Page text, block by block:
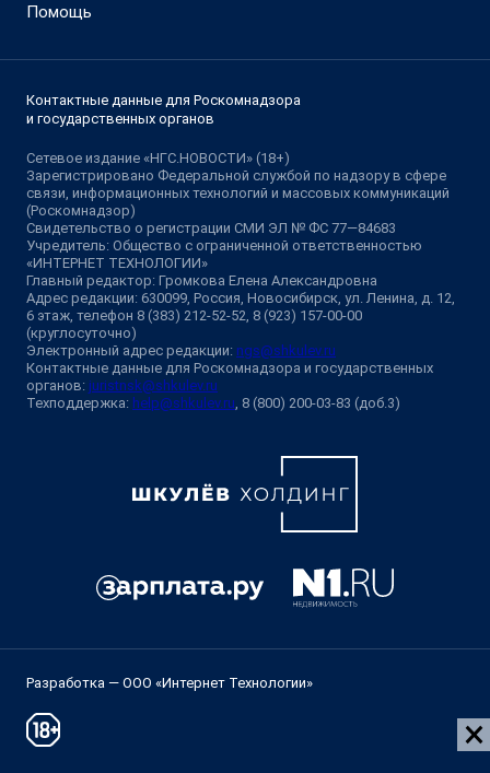
Помощь
Контактные данные для Роскомнадзора
и государственных органов
Сетевое издание «НГС.НОВОСТИ» (18+)
Зарегистрировано Федеральной службой по надзору в сфере
связи, информационных технологий и массовых коммуникаций
(Роскомнадзор)
Свидетельство о регистрации СМИ ЭЛ № ФС 77—84683
Учредитель: Общество с ограниченной ответственностью
«ИНТЕРНЕТ ТЕХНОЛОГИИ»
Главный редактор: Громкова Елена Александровна
Адрес редакции: 630099, Россия, Новосибирск, ул. Ленина, д. 12,
6 этаж, телефон 8 (383) 212-52-52, 8 (923) 157-00-00
(круглосуточно)
Электронный адрес редакции: ngs@shkulev.ru
Контактные данные для Роскомнадзора и государственных
органов: juristnsk@shkulev.ru
Техподдержка: help@shkulev.ru , 8 (800) 200-03-83 (доб.3)
Разработка — ООО «Интернет Технологии»